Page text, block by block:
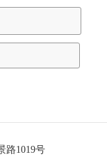
路1019号